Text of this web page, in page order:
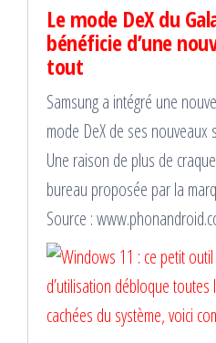
Le mode DeX du
bénéficie d’une
tout
Samsung a intégré une
mode DeX de ses nouveaux
Une raison de plus de
bureau proposée par la
Source :